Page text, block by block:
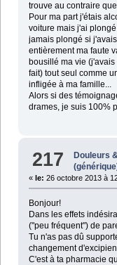
trouve au contraire
Pour ma part j'étais
voiture mais j'ai
jamais plongé si
entièrement ma faute
bousillé ma vie
fait) tout seul comme
infligée à ma famille...
Alors si des
drames, je suis 100%
217 Douleurs
« le: 26 octobre 2013 à
Bonjour!
Dans les effets
("peu fréquent") de
Tu n'as pas dû
changement
C'est à ta pharmacie